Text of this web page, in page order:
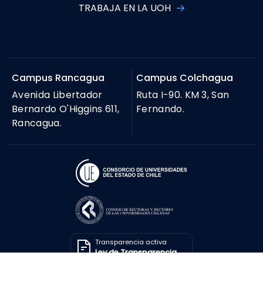
TRABAJA EN LA UOH
Campus Rancagua
Avenida Libertador
Bernardo O'Higgins 611,
Rancagua.
Campus Colchagua
Ruta I-90. KM 3, San
Fernando.
Transparencia activa
Ley de Transparencia